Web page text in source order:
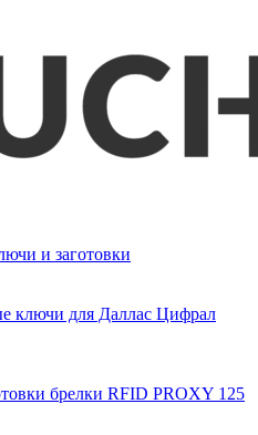
и заготовки
ключи для Даллас Цифрал
брелки RFID PROXY 125